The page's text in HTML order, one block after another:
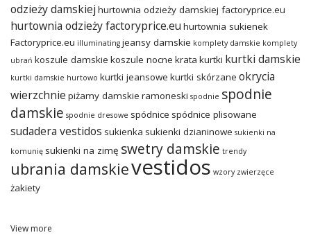
odzieży damskiej hurtownia odzieży damskiej factoryprice.eu
hurtownia odzieży factoryprice.eu hurtownia sukienek
Factoryprice.eu illuminating jeansy damskie komplety damskie komplety
ubrań koszule damskie koszule nocne krata kurtki kurtki damskie
kurtki damskie hurtowo kurtki jeansowe kurtki skórzane okrycia
wierzchnie piżamy damskie ramoneski spodnie spodnie
damskie spodnie dresowe spódnice spódnice plisowane
sudadera vestidos sukienka sukienki dzianinowe sukienki na
komunię sukienki na zimę swetry damskie trendy
ubrania damskievestidos wzory zwierzęce
żakiety
View more